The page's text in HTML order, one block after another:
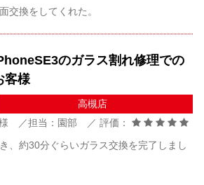
交換をしてくれた。
のガラス割れ修理での
客様
高槻店
／担当：園部 ／ 評価：
、約30分ぐらいガラス交換を完了しまし